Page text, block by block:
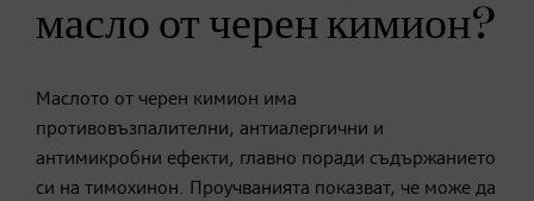
масло от черен кимион?
Маслото от черен кимион има
противовъзпалителни, антиалергични и
антимикробни ефекти, главно поради съдържанието
си на тимохинон. Проучванията показват, че може да